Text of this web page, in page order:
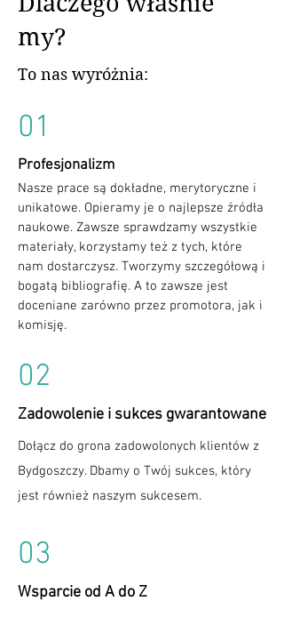
my?
To nas wyróżnia:
01
Profesjonalizm
Nasze prace są dokładne, merytoryczne i
unikatowe. Opieramy je o najlepsze źródła
naukowe. Zawsze sprawdzamy wszystkie
materiały, korzystamy też z tych, które
nam dostarczysz. Tworzymy szczegółową i
bogatą bibliografię. A to zawsze jest
doceniane zarówno przez promotora, jak i
komisję.
02
Zadowolenie i sukces gwarantowane
Dołącz do grona zadowolonych klientów z
Bydgoszczy. Dbamy o Twój sukces, który
jest również naszym sukcesem.
03
Wsparcie od A do Z